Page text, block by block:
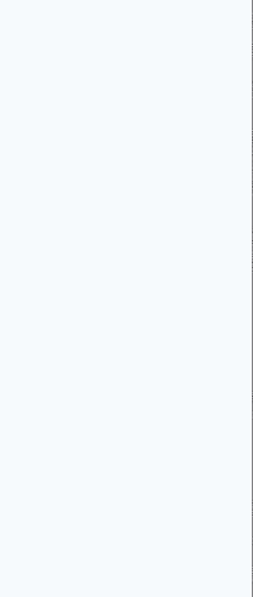
Algunos productos cripto
tu anuncio cripto o página
temas, tu cuenta corre el
Ofertas Iniciales de
Protocolos de
Señales de trading y
Sitios afiliados y
Juegos NFT (con
Paso a Paso:
Una vez que tengas todo
una campaña que respete
siguientes pautas para